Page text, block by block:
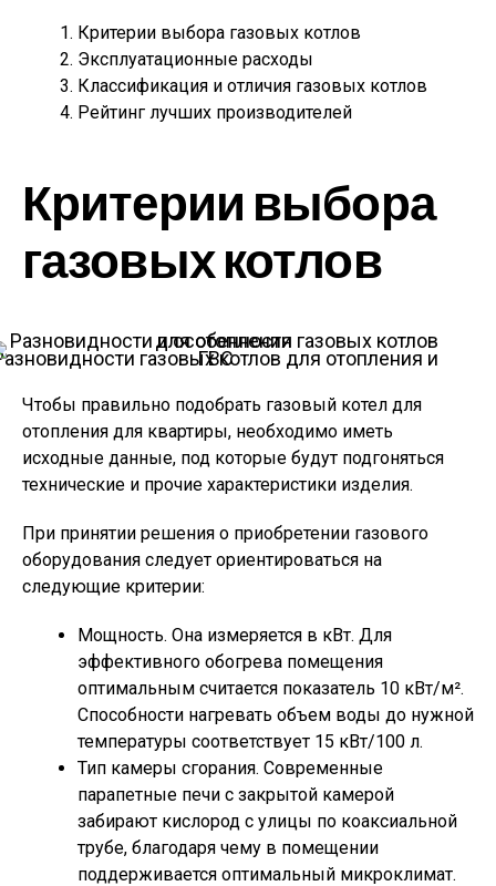
Критерии выбора газовых котлов
Эксплуатационные расходы
Классификация и отличия газовых котлов
Рейтинг лучших производителей
Критерии выбора
газовых котлов
Разновидности газовых котлов для отопления и ГВС
Чтобы правильно подобрать газовый котел для
отопления для квартиры, необходимо иметь
исходные данные, под которые будут подгоняться
технические и прочие характеристики изделия.
При принятии решения о приобретении газового
оборудования следует ориентироваться на
следующие критерии:
Мощность. Она измеряется в кВт. Для
эффективного обогрева помещения
оптимальным считается показатель 10 кВт/м².
Способности нагревать объем воды до нужной
температуры соответствует 15 кВт/100 л.
Тип камеры сгорания. Современные
парапетные печи с закрытой камерой
забирают кислород с улицы по коаксиальной
трубе, благодаря чему в помещении
поддерживается оптимальный микроклимат.